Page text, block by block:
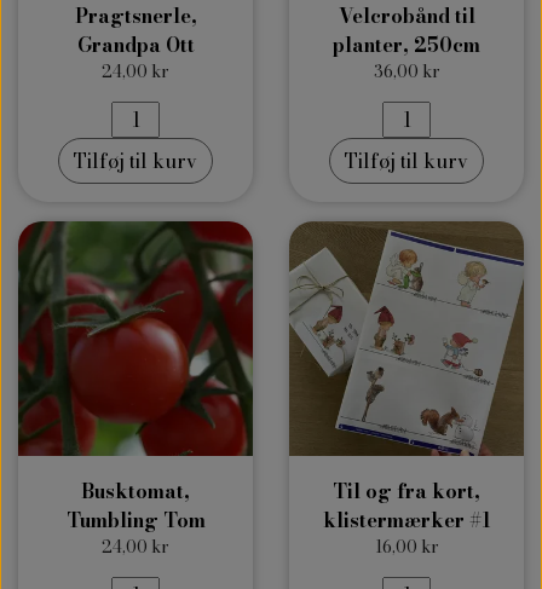
Pragtsnerle,
Grandpa Ott
24,00 kr
Tilføj til kurv
Velcrobånd til
planter, 250cm
36,00 kr
Tilføj til kurv
Busktomat,
Tumbling Tom
24,00 kr
Til og fra kort,
klistermærker #1
16,00 kr